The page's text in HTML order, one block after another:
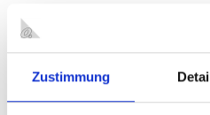
Zustimmung
Personalausweis /
Bescheinigung der
die nicht älter ist als drei Jahre